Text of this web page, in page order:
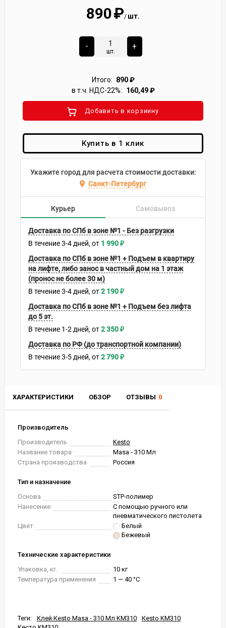
ХАРАКТЕРИСТИКИ ОБЗОР ОТЗЫВЫ 0
Производитель
Производитель
Kesto
Название товара
Masa - 310 Мл
Страна производства
Россия
Тип и назначение
Основа
STP-полимер
Нанесение
С помощью ручного или
пневматического пистолета
Цвет
Белый
Бежевый
Технические характеристики
Упаковка, кг.
10 кг
Температура применения
1 — 40 °C
Теги: Клей Кesto Masa - 310 Мл KM310
Кesto KM310
890₽/ шт.
-
шт.
+
Итого: 890₽
в т.ч. НДС-22%:
160,49₽
Добавить в корзиину
Купить в 1 клик
Укажите город для расчета стоимости доставки:
Санкт-Петербург
Курьер Самовывоз
Доставка по СПб в зоне №1 - Без разгрузки
В течение3-4 дней 1 990₽
Доставка по СПб в зоне №1 + Подъем в квартиру
на лифте, либо занос в частный дом на 1 этаж
(пронос не более 30 м)
В течение3-4 дней 2 190₽
Доставка по СПб в зоне №1 + Подъем без лифта
до 5 эт.
В течение 1-2 дней 2 350₽
Доставка по РФ (до транспортной компании)
В течение3-5 дней 2 790₽